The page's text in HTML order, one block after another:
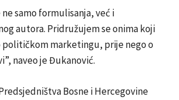
samo formulisanja, već i
autora. Pridružujem se onima koji
političkom marketingu, prije nego o
naveo je Đukanović.
Bosne i Hercegovine